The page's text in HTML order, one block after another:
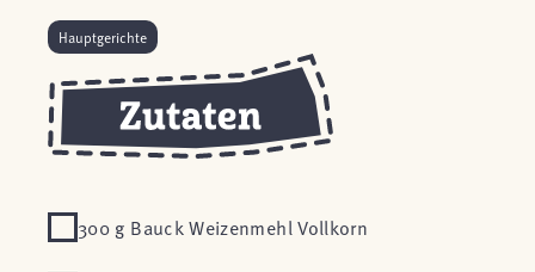
Hauptgerichte
300 g Bauck Weizenmehl Vollkorn